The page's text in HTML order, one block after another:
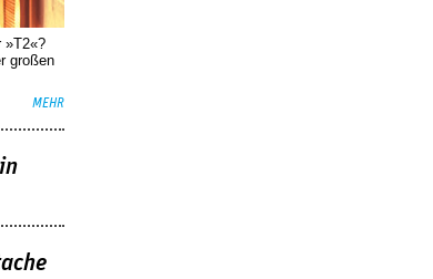
»T2«?
großen
MEHR